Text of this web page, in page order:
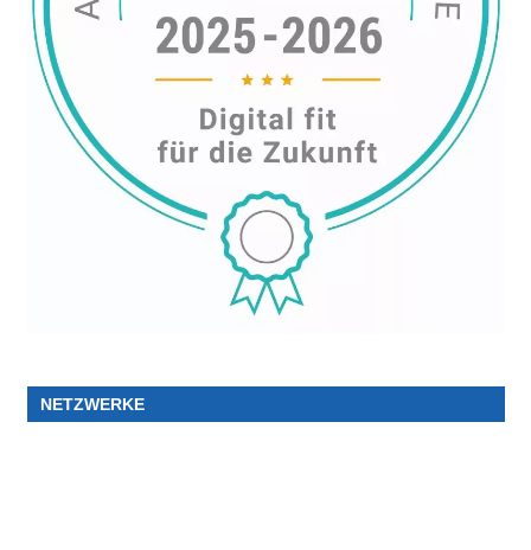
NETZWERKE